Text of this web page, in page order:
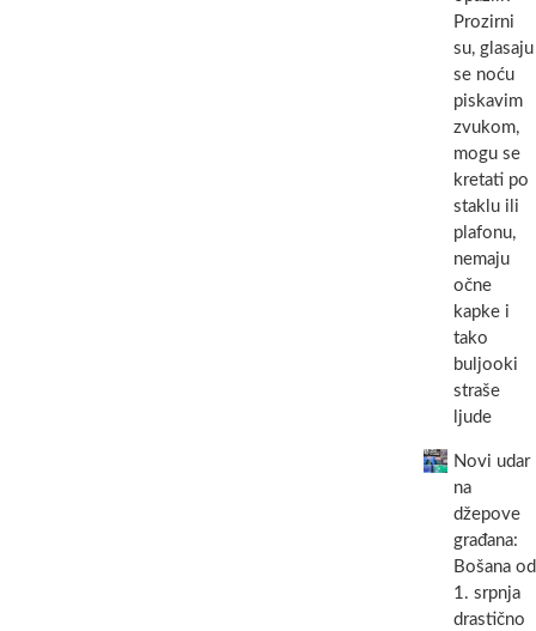
Prozirni
su, glasaju
se noću
piskavim
zvukom,
mogu se
kretati po
staklu ili
plafonu,
nemaju
očne
kapke i
tako
buljooki
straše
ljude
Novi udar
na
džepove
građana:
Bošana od
1. srpnja
drastično